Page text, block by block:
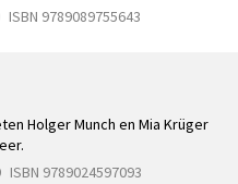
ISBN 9789089755643
Holger Munch en Mia Krüger
ISBN 9789024597093